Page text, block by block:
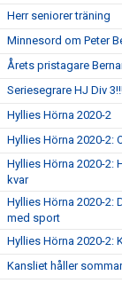
Herr seniorer träning
Minnesord om Peter
Årets pristagare
Seriesegrare HJ Div
Hyllies Hörna 2020-2
Hyllies Hörna 2020-2:
Hyllies Hörna 2020-2:
kvar
Hyllies Hörna 2020-2:
med sport
Hyllies Hörna 2020-2:
Kansliet håller